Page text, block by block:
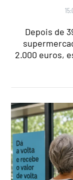
Depois de
2.000 euros,